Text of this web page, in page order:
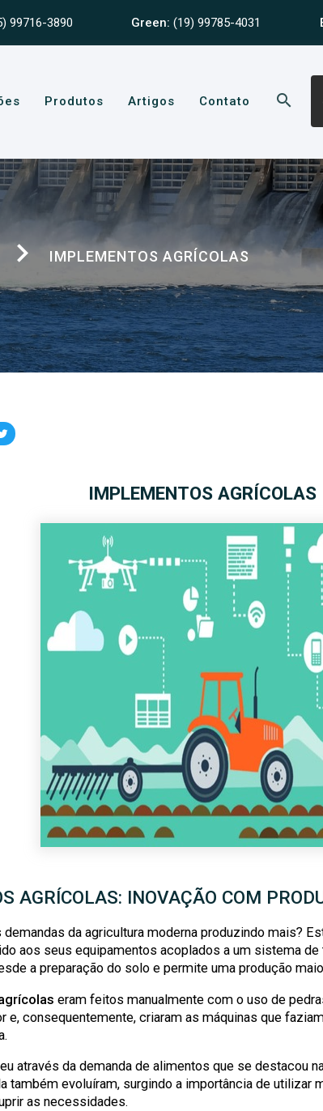
99716-3890 Green: (19) 99785-4031
Produtos Artigos Contato search
navigate_next IMPLEMENTOS AGRÍCOLAS
IMPLEMENTOS AGRÍCOLAS
AGRÍCOLAS: INOVAÇÃO COM
da agricultura moderna produzindo mais?
aos seus equipamentos acoplados a um sistema
a preparação do solo e permite uma produção
eram feitos manualmente com o uso de
e, consequentemente, criaram as máquinas que
através da demanda de alimentos que se destacou
também evoluíram, surgindo a importância de utilizar
as necessidades.